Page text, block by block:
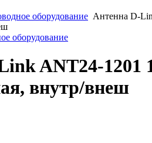
оборудование Антенна D-
оборудование
ANT24-1201
внутр/внеш